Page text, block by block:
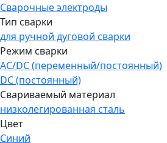
Сварочные электроды
Тип сварки
для ручной дуговой сварки
Режим сварки
AC/DC (переменный/постоянный)
DC (постоянный)
Свариваемый материал
низколегированная сталь
Цвет
Синий